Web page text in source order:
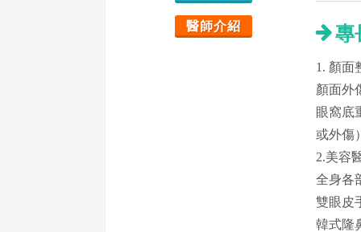
醫師介紹 專
1. 顏面
顏面外
眼窩底
或外傷
2.美容
全身各
雙眼皮
韓式隆